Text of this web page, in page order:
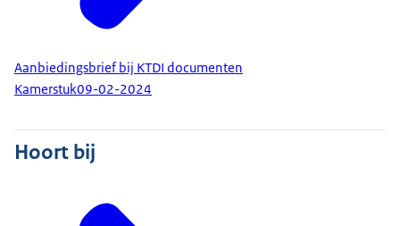
Aanbiedingsbrief bij KTDI documenten
Kamerstuk09-02-2024
Hoort bij